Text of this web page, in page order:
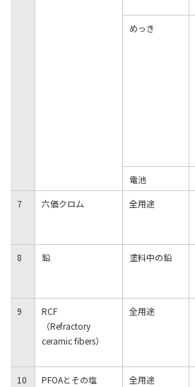
めっき
電池
7
六価クロム 全用途
8 鉛 塗料中の鉛
9
RCF
（Refractory
ceramic fibers）
全用途
10 PFOAとその塩 全用途